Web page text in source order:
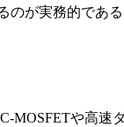
が実務的である
MOSFETや高速